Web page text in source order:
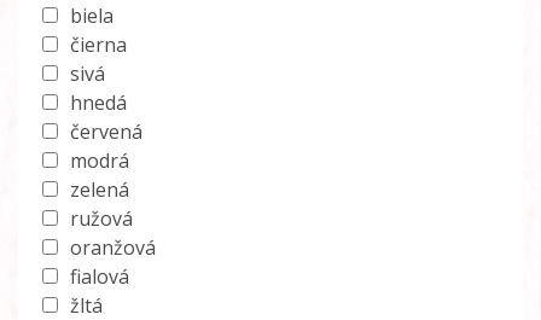
biela
čierna
sivá
hnedá
červená
modrá
zelená
ružová
oranžová
fialová
žltá